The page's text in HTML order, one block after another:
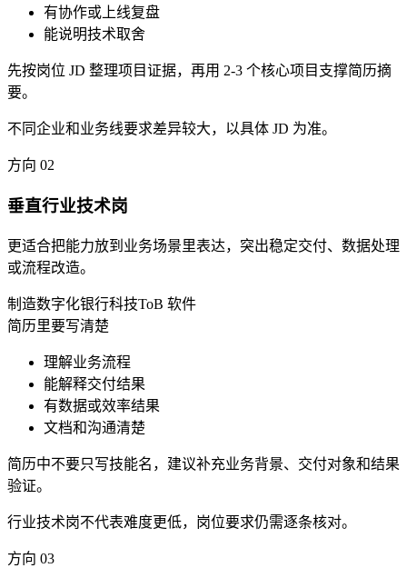
有协作或上线复盘
能说明技术取舍
先按岗位 JD 整理项目证据，再用 2-3 个核心项目支撑简历摘
要。
不同企业和业务线要求差异较大，以具体 JD 为准。
方向 02
垂直行业技术岗
更适合把能力放到业务场景里表达，突出稳定交付、数据处理
或流程改造。
制造数字化银行科技ToB 软件
简历里要写清楚
理解业务流程
能解释交付结果
有数据或效率结果
文档和沟通清楚
简历中不要只写技能名，建议补充业务背景、交付对象和结果
验证。
行业技术岗不代表难度更低，岗位要求仍需逐条核对。
方向 03